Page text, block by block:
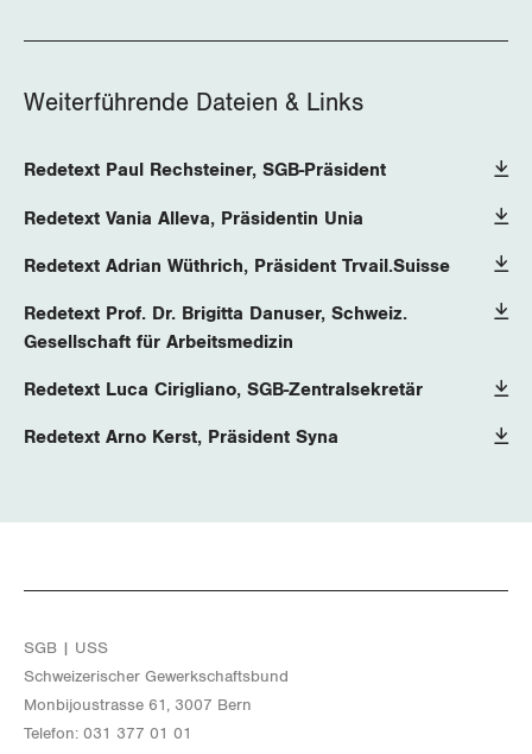
Weiterführende Dateien & Links
Redetext Paul Rechsteiner, SGB-Präsident
Redetext Vania Alleva, Präsidentin Unia
Redetext Adrian Wüthrich, Präsident Trvail.Suisse
Redetext Prof. Dr. Brigitta Danuser, Schweiz.
Gesellschaft für Arbeitsmedizin
Redetext Luca Cirigliano, SGB-Zentralsekretär
Redetext Arno Kerst, Präsident Syna
SGB | USS
Schwei­ze­ri­scher Ge­werk­schafts­bund
Mon­bi­joustras­se 61, 3007 Bern
Te­le­fon: 031 377 01 01